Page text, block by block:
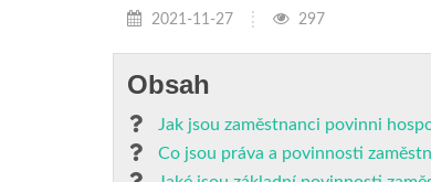
2021-11-27 297
Obsah
Jak jsou zaměstnanci povinni
Co jsou práva a povinnosti